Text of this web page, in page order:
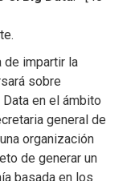
de impartir la
sobre
en el ámbito
general de
organización
de generar un
basada en los